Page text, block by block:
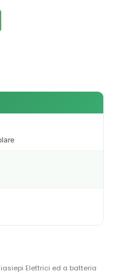
Elettrici ed a batteria